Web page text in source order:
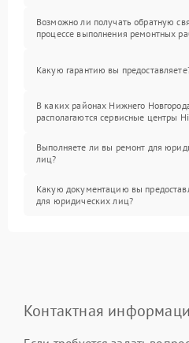
Возможно ли получать обратную
процессе выполнения ремонтных
Какую гарантию вы
В каких районах Нижнего
располагаются сервисные центры
Выполняете ли вы ремонт для
лиц?
Какую документацию вы
для юридических лиц?
Контактная